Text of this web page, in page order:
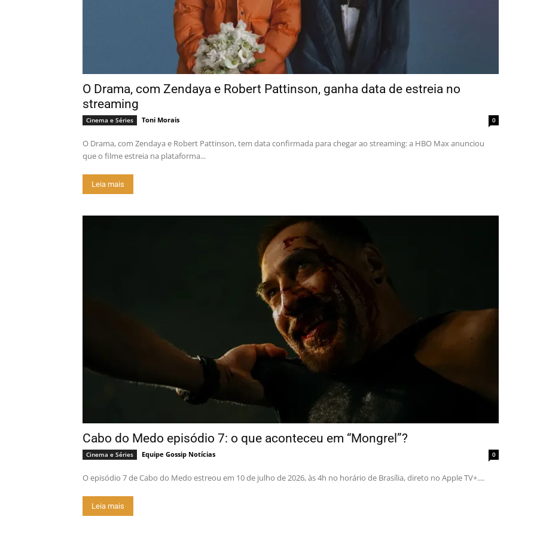
O Drama, com Zendaya e Robert Pattinson, ganha data de estreia no
streaming
Cinema e Séries Toni Morais 0
O Drama, com Zendaya e Robert Pattinson, tem data confirmada para chegar ao streaming: a HBO Max anunciou
que o filme estreia na plataforma...
Leia mais
Cabo do Medo episódio 7: o que aconteceu em “Mongrel”?
Cinema e Séries Equipe Gossip Notícias 0
O episódio 7 de Cabo do Medo estreou em 10 de julho de 2026, às 4h no horário de Brasília, direto no Apple TV+....
Leia mais